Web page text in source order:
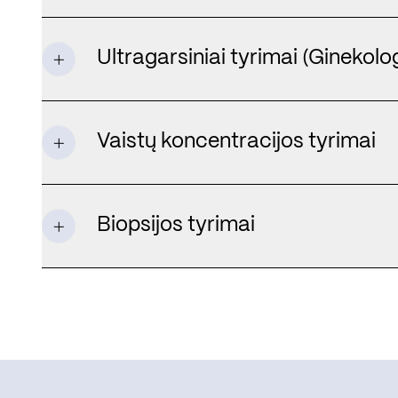
Ultragarsiniai tyrimai
Vaistų koncentracijos tyrimai
Biopsijos tyrimai